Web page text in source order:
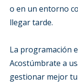
o en un entorno
llegar tarde.
La programación
Acostúmbrate a
gestionar mejor